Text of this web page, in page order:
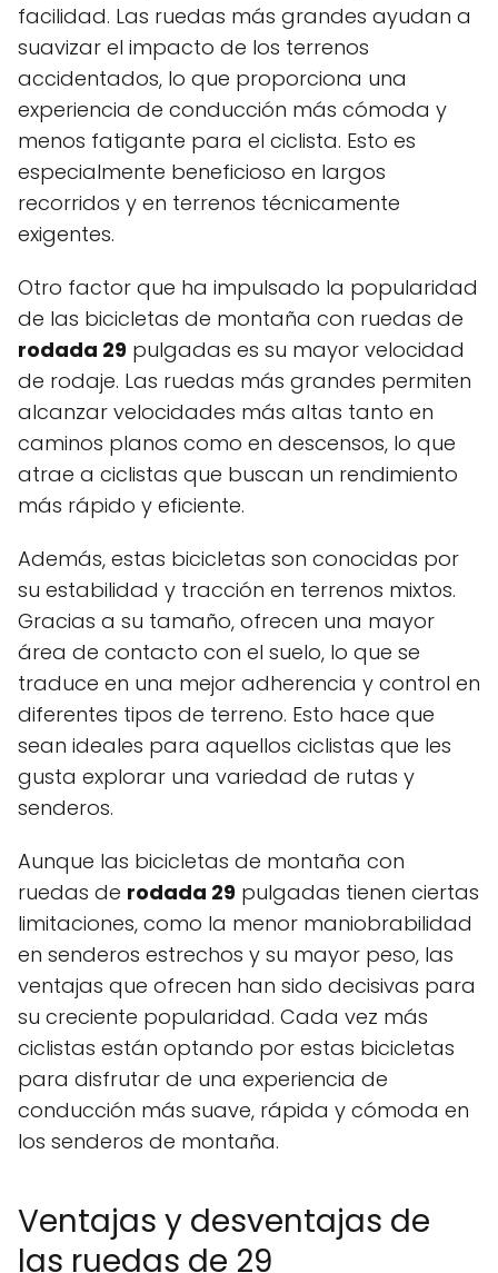
facilidad. Las ruedas más grandes ayudan a
suavizar el impacto de los terrenos
accidentados, lo que proporciona una
experiencia de conducción más cómoda y
menos fatigante para el ciclista. Esto es
especialmente beneficioso en largos
recorridos y en terrenos técnicamente
exigentes.
Otro factor que ha impulsado la popularidad
de las bicicletas de montaña con ruedas de
rodada 29 pulgadas es su mayor velocidad
de rodaje. Las ruedas más grandes permiten
alcanzar velocidades más altas tanto en
caminos planos como en descensos, lo que
atrae a ciclistas que buscan un rendimiento
más rápido y eficiente.
Además, estas bicicletas son conocidas por
su estabilidad y tracción en terrenos mixtos.
Gracias a su tamaño, ofrecen una mayor
área de contacto con el suelo, lo que se
traduce en una mejor adherencia y control en
diferentes tipos de terreno. Esto hace que
sean ideales para aquellos ciclistas que les
gusta explorar una variedad de rutas y
senderos.
Aunque las bicicletas de montaña con
ruedas de rodada 29 pulgadas tienen ciertas
limitaciones, como la menor maniobrabilidad
en senderos estrechos y su mayor peso, las
ventajas que ofrecen han sido decisivas para
su creciente popularidad. Cada vez más
ciclistas están optando por estas bicicletas
para disfrutar de una experiencia de
conducción más suave, rápida y cómoda en
los senderos de montaña.
Ventajas y desventajas de
las ruedas de 29